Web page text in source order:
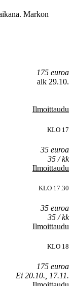
Markon
175 euroa
alk 29.10.
Ilmoittaudu
KLO 17
35 euroa
35 / kk
Ilmoittaudu
KLO 17.30
35 euroa
35 / kk
Ilmoittaudu
KLO 18
175 euroa
Ei 20.10., 17.11.